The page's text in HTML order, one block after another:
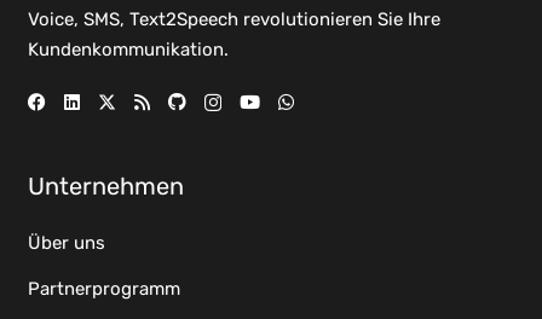
Voice, SMS, Text2Speech revolutionieren Sie Ihre
Kundenkommunikation.
Unternehmen
Über uns
Partnerprogramm